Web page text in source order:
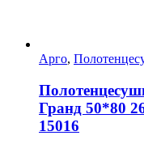
Арго,
Гранд 50*80
15016